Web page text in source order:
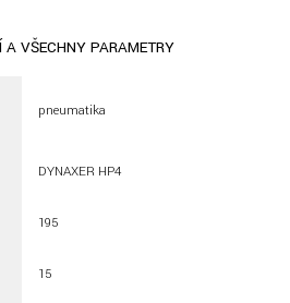
A VŠECHNY PARAMETRY
pneumatika
DYNAXER HP4
195
15